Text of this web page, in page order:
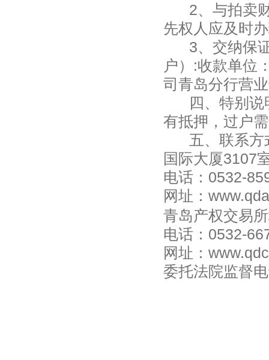
2、与拍卖
先权人应及时
3、交纳保
户） :收款单位
司青岛分行营
四、特别说
有抵押，过户
五、联系方
国际大厦3107
电话：0532-
网址：
青岛产权交易
电话： 0532-
网址：
委托法院监督